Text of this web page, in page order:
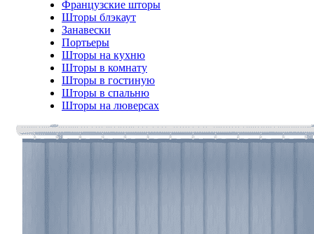
Французские шторы
Шторы блэкаут
Занавески
Портьеры
Шторы на кухню
Шторы в комнату
Шторы в гостиную
Шторы в спальню
Шторы на люверсах